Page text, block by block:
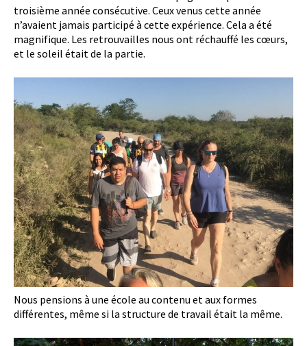
troisième année consécutive. Ceux venus cette année
n’avaient jamais participé à cette expérience. Cela a été
magnifique. Les retrouvailles nous ont réchauffé les cœurs,
et le soleil était de la partie.
Nous pensions à une école au contenu et aux formes
différentes, même si la structure de travail était la même.